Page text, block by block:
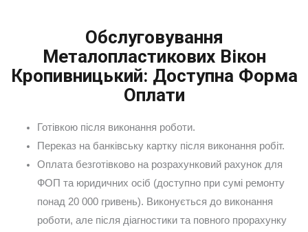
Обслуговування
Металопластикових Вікон
Кропивницький: Доступна Форма
Оплати
Готівкою після виконання роботи.
Переказ на банківську картку після виконання робіт.
Оплата безготівково на розрахунковий рахунок для
ФОП та юридичних осіб (доступно при сумі ремонту
понад 20 000 гривень). Виконується до виконання
роботи, але після діагностики та повного прорахунку